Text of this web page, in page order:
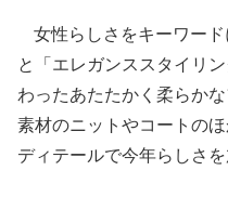
女性らしさをキーワード
と「エレガンススタイリ
わったあたたかく柔らか
素材のニットやコートの
ディテールで今年らしさを